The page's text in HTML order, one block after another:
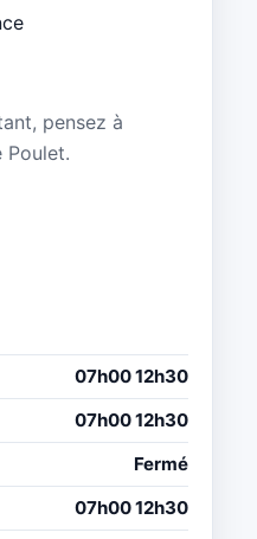
pensez à
Poulet.
07h00 12h30
07h00 12h30
Fermé
07h00 12h30